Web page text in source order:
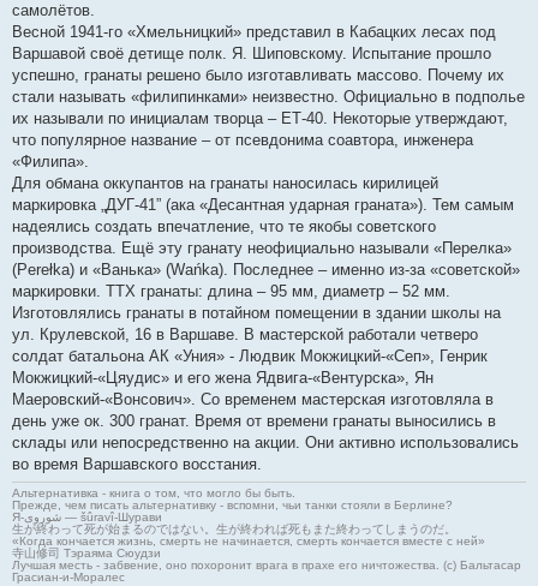
самолётов.
Весной 1941-го «Хмельницкий» представил в Кабацких лесах под
Варшавой своё детище полк. Я. Шиповскому. Испытание прошло
успешно, гранаты решено было изготавливать массово. Почему их
стали называть «филипинками» неизвестно. Официально в подполье
их называли по инициалам творца – ЕТ-40. Некоторые утверждают,
что популярное название – от псевдонима соавтора, инженера
«Филипа».
Для обмана оккупантов на гранаты наносилась кирилицей
маркировка „ДУГ-41” (ака «Десантная ударная граната»). Тем самым
надеялись создать впечатление, что те якобы советского
производства. Ещё эту гранату неофициально называли «Перелка»
(Perełka) и «Ванька» (Wańka). Последнее – именно из-за «советской»
маркировки. ТТХ гранаты: длина – 95 мм, диаметр – 52 мм.
Изготовлялись гранаты в потайном помещении в здании школы на
ул. Крулевской, 16 в Варшаве. В мастерской работали четверо
солдат батальона АК «Уния» - Людвик Мокжицкий-«Сеп», Генрик
Мокжицкий-«Цяудис» и его жена Ядвига-«Вентурска», Ян
Маеровский-«Вонсович». Со временем мастерская изготовляла в
день уже ок. 300 гранат. Время от времени гранаты выносились в
склады или непосредственно на акции. Они активно использовались
во время Варшавского восстания.
Альтернативка - книга о том, что могло бы быть.
Прежде, чем писать альтернативку - вспомни, чьи танки стояли в Берлине?
Я-شوروی — šûravî-Шурави
生が終わって死が始まるのではない。生が終われば死もまた終わってしまうのだ。
«Когда кончается жизнь, смерть не начинается, смерть кончается вместе с ней»
寺山修司 Тэраяма Сюудзи
Лучшая месть - забвение, оно похоронит врага в прахе его ничтожества. (с) Бальтасар
Грасиан-и-Моралес